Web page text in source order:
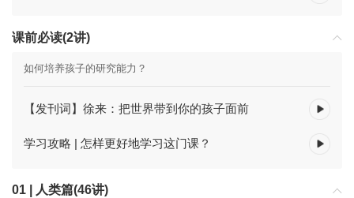
课前必读(2讲)
如何培养孩子的研究能力？
【发刊词】徐来：把世界带到你的孩子面前
学习攻略 | 怎样更好地学习这门课？
01 | 人类篇(46讲)